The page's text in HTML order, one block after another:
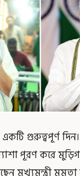
গুরুত্বপূর্ণ
পূরণ করে